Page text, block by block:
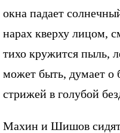
окна падает
нарах кверху лицом,
тихо кружится пыль,
может быть, думает о
стрижей в голубой
Махин и Шишов сидят